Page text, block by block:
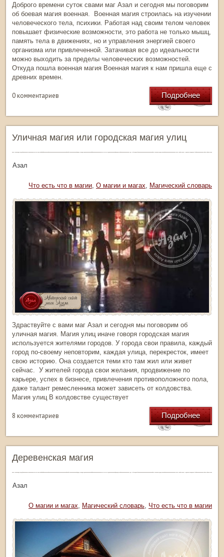
Доброго времени суток свами маг Азал и сегодня мы поговорим
об боевая магия военная. Военная магия строилась на изучении
человеческого тела, психики. Работая над своим телом человек
повышает физические возможности, это работа не только мышц,
память тела в движениях, но и управления энергией своего
организма или привлеченной. Затачивая все до идеальности
можно выходить за пределы человеческих возможностей.
Откуда пошла военная магия Военная магия к нам пришла еще с
древних времен.
0 комментариев Подробнее
Уличная магия или городская магия улиц
Азал
Что есть что в магии О магии и магах Магический словарь
Здраствуйте с вами маг Азал и сегодня мы поговорим об
уличная магия. Магия улиц иначе говоря городская магия
используется жителями городов. У города свои правила, каждый
город по-своему неповторим, каждая улица, перекресток, имеет
свою историю. Она создается теми кто там жил или живет
сейчас. У жителей города свои желания, продвижение по
карьере, успех в бизнесе, привлечения противоположного пола,
даже талант ремесленника может зависеть от колдовства.
Магия улиц В колдовстве существует
8 комментариев Подробнее
Деревенская магия
Азал
О магии и магах, Магический словарь, Что есть что в магии